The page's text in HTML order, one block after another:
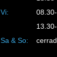
Vi:
Sa & So: